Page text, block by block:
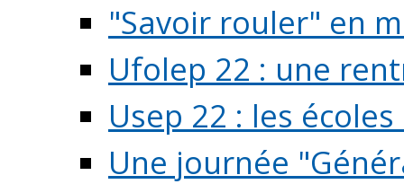
"Savoir rouler" en
Ufolep 22 : une
Usep 22 : les
Une journée